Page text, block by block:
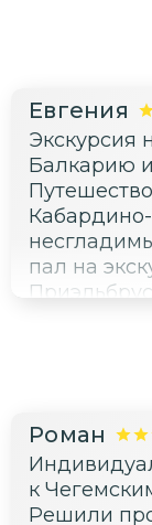
Кавказ
Были на 4-
четыре.
калмыцкий
Елены
Евгения
Экскурсия
Балкарию
пал на
красоты
Балкария
бы не
Аслан
Роман
к
Решили